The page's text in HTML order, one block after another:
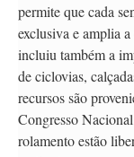
permite que cada
exclusiva e amplia
incluiu também a
de ciclovias,
recursos são
Congresso
rolamento estão